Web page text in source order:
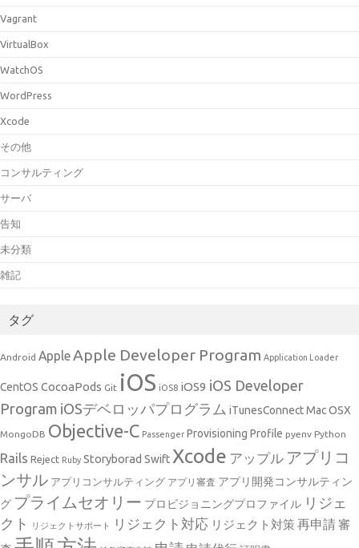
Vagrant
VirtualBox
WatchOS
WordPress
Xcode
その他
コンサルティング
サーバ
告知
未分類
雑記
タグ
Android AppleApple Developer Program Application Loader
CentOS CocoaPods Git iOS iOS8 iOS9 iOS Developer
Program iOSデベロッパプログラム iTunesConnectMac OSX
MongoDB Objective-C Passenger Provisioning Profile pyenv Python
Rails Reject Ruby Storyborad Swift Xcode アップル アプリコ
ンサル アプリコンサルティング アプリ審査 アプリ開発コンサルティン
グ プライムセオリー プロビジョニングプロファイル リジェ
クト
リジェクトサポート リジェクト対応 リジェクト対策再申請審